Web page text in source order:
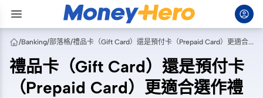
/Banking/部落格/ 禮品卡（Gift Card）還是預付卡（Prepaid Card）更適合選作禮品？
禮品卡（Gift Card）還是預付卡
（Prepaid Card）更適合選作禮